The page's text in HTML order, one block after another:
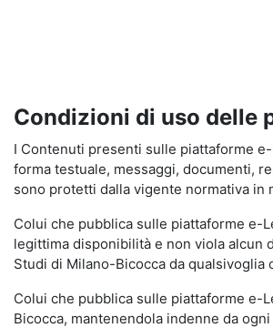
Condizioni di uso delle
I Contenuti presenti sulle piattaforme
forma testuale, messaggi, documenti,
sono protetti dalla vigente normativa
Colui che pubblica sulle piattaforme e-
legittima disponibilità e non viola alcun
Studi di Milano-Bicocca da
Colui che pubblica sulle piattaforme e-
Bicocca, mantenendola indenne da